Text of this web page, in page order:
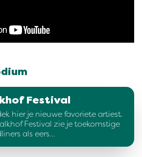
Festival
hier je nieuwe favoriete artiest.
Festival zie je toekomstige
als eers…